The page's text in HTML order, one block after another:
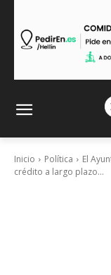
Inicio Política
El
crédito a largo plazo...